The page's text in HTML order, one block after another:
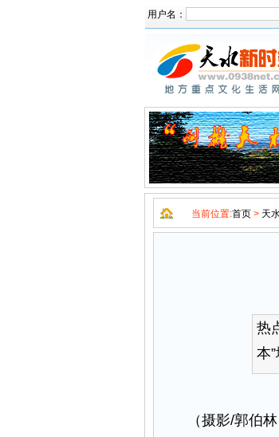
用户名：
当前位置:首页 > 天
热
本
（摄影/郭伯林）